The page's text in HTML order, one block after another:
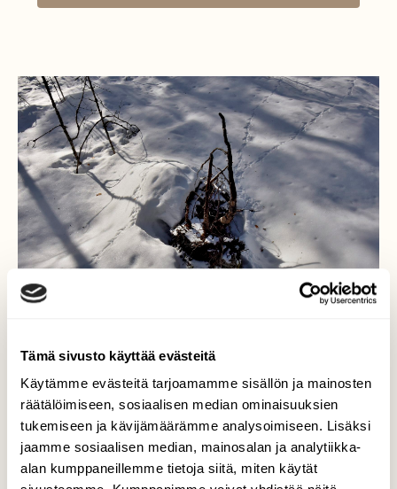
Tämä sivusto käyttää evästeitä
Käytämme evästeitä tarjoamamme sisällön ja mainosten
räätälöimiseen, sosiaalisen median ominaisuuksien
tukemiseen ja kävijämäärämme analysoimiseen. Lisäksi
jaamme sosiaalisen median, mainosalan ja analytiikka-
alan kumppaneillemme tietoja siitä, miten käytät